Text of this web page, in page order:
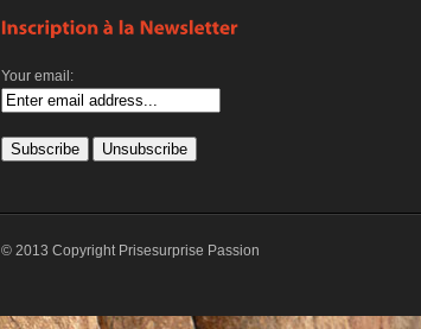
Your email:
© 2013 Copyright Prisesurprise Passion